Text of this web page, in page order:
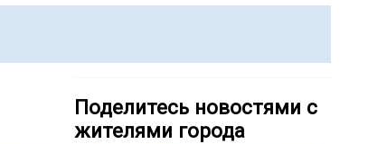
Поделитесь новостями с
жителями города